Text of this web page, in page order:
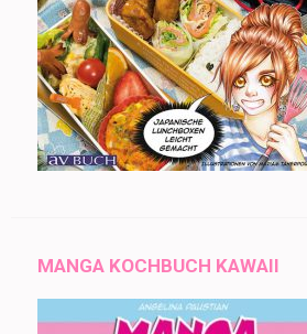
MANGA KOCHBUCH KAWAII